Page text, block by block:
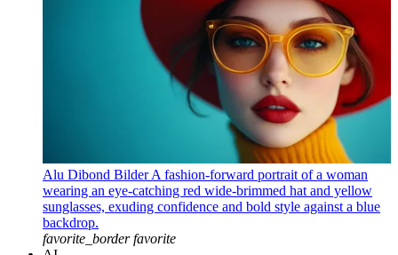
Alu Dibond Bilder A fashion-forward portrait of a woman
wearing an eye-catching red wide-brimmed hat and yellow
sunglasses, exuding confidence and bold style against a blue
backdrop.
favorite_border favorite